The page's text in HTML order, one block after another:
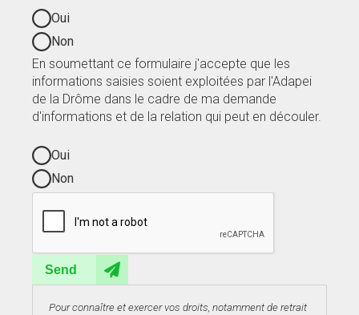
Oui
Non
En soumettant ce formulaire j'accepte que les
informations saisies soient exploitées par l'Adapei
de la Drôme dans le cadre de ma demande
d'informations et de la relation qui peut en découler.
Oui
Non
Send
Pour connaître et exercer vos droits, notamment de retrait